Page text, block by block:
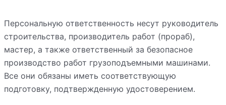
Персональную ответственность несут руководитель
строительства, производитель работ (прораб),
мастер, а также ответственный за безопасное
производство работ грузоподъемными машинами.
Все они обязаны иметь соответствующую
подготовку, подтвержденную удостоверением.